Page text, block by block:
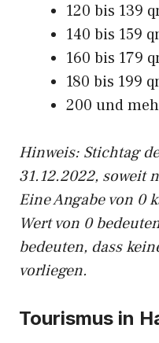
120 bis 139
140 bis 159
160 bis 179
180 bis 199
200 und
Hinweis: Stichtag
31.12.2022, soweit
Eine Angabe von 0
Wert von 0
bedeuten, dass
vorliegen.
Tourismus in